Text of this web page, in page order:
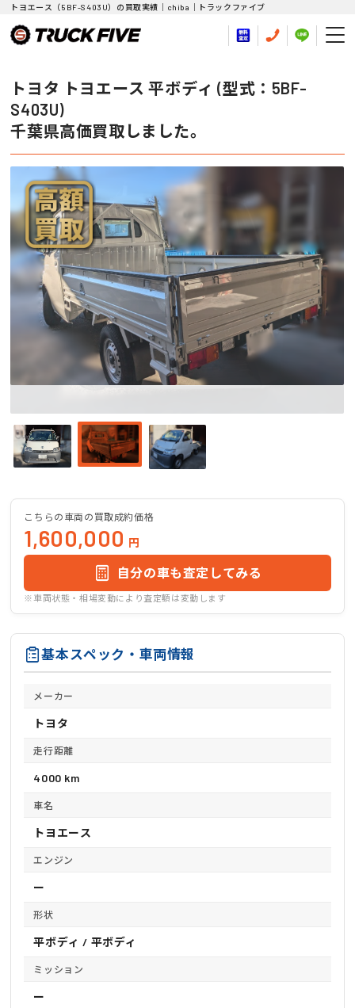
トヨエース（5BF-S403U）の買取実績｜chiba｜トラックファイブ
トヨタ トヨエース 平ボディ (型式：5BF-
S403U)
千葉県高価買取しました。
こちらの車両の買取成約価格
1,600,000 円
自分の車も査定してみる
※車両状態・相場変動により査定額は変動します
基本スペック・車両情報
メーカー
トヨタ
走行距離
4000 km
車名
トヨエース
エンジン
ー
形状
平ボディ / 平ボディ
ミッション
ー